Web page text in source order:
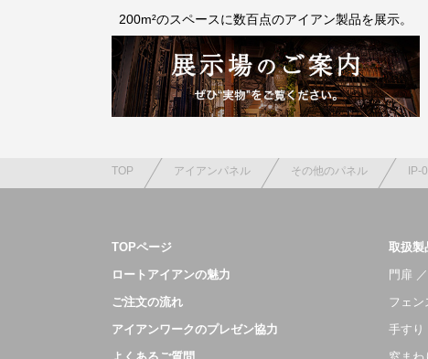
200m²のスペースに数百点のアイアン製品を展示。
TOP アイアンパネル その他のパネル IP-
TOPページ
ロートアイアンの魅力
ご注文の流れ
アイアンワークのプレゼン協力
取扱製
門扉
フェン
手すり